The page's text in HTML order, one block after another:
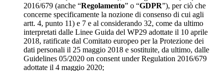
2016/679 (anche “Regolamento” o “GDPR”), per ciò che
concerne specificamente la nozione di consenso di cui agli
artt. 4, punto 11) e 7 e al considerando 32, come da ultimo
interpretati dalle Linee Guida del WP29 adottate il 10 aprile
2018, ratificate dal Comitato europeo per la Protezione dei
dati personali il 25 maggio 2018 e sostituite, da ultimo, dalle
Guidelines 05/2020 on consent under Regulation 2016/679
adottate il 4 maggio 2020;